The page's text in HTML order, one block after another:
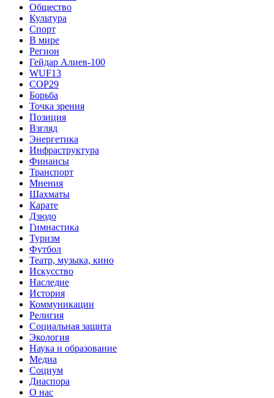
Общество
Культура
Спорт
В мире
Регион
Гейдар Алиев-100
WUF13
COP29
Борьба
Точка зрения
Позиция
Взгляд
Энергетика
Инфраструктура
Финансы
Транспорт
Мнения
Шахматы
Карате
Дзюдо
Гимнастика
Туризм
Футбол
Театр, музыка, кино
Искусство
Наследие
История
Коммуникации
Религия
Социальная защита
Экология
Наука и образование
Медиа
Социум
Диаспора
О нас